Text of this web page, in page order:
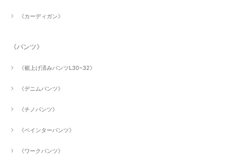
《カーディガン》
《パンツ》
《裾上げ済みパンツL30~32》
《デニムパンツ》
《チノパンツ》
《ペインターパンツ》
《ワークパンツ》